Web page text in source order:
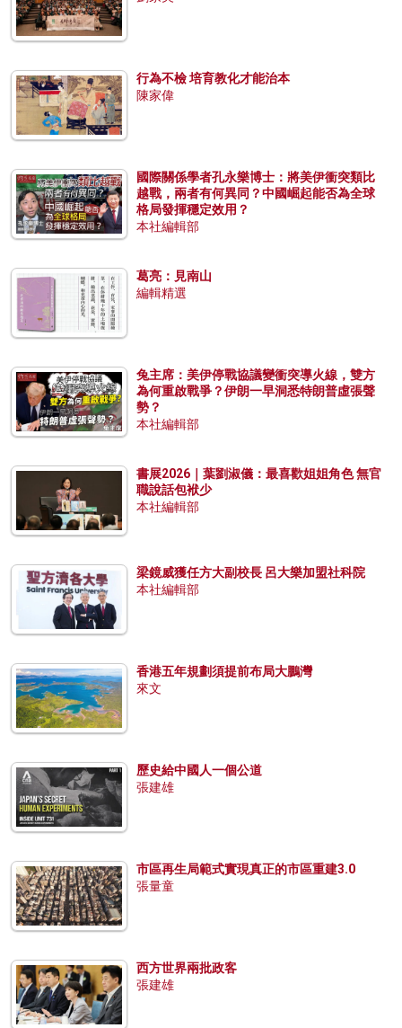
行為不檢 培育教化才能治本
陳家偉
國際關係學者孔永樂博士：將美伊衝突類比
越戰，兩者有何異同？中國崛起能否為全球
格局發揮穩定效用？
本社編輯部
葛亮：見南山
編輯精選
兔主席：美伊停戰協議變衝突導火線，雙方
為何重啟戰爭？伊朗一早洞悉特朗普虛張聲
勢？
本社編輯部
書展2026｜葉劉淑儀：最喜歡姐姐角色 無官
職說話包袱少
本社編輯部
梁鏡威獲任方大副校長 呂大樂加盟社科院
本社編輯部
香港五年規劃須提前布局大鵬灣
來文
歷史給中國人一個公道
張建雄
市區再生局範式實現真正的市區重建3.0
張量童
西方世界兩批政客
張建雄